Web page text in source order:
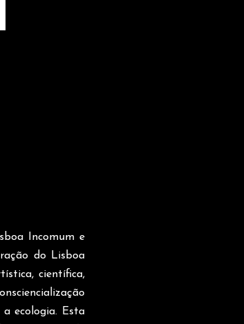
Incomum e
do Lisboa
científica,
ecologia. Esta